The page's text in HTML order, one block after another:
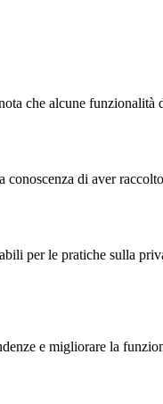
che alcune funzionalità
di aver
per le pratiche sulla
e migliorare la